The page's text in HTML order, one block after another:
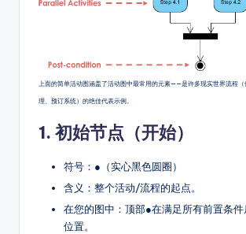
上面的简单活动图涵盖了活动图中最常用的元素——是许多现实世界流程（
理、预订系统）的绝佳代表示例。
1. 初始节点（开始）
符号： ● （实心黑色圆圈）
含义：整个活动/流程的起点。
在您的图中：顶部●在满足所有前置条
位置。